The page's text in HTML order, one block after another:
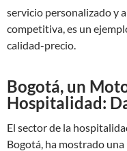
servicio personalizado y
competitiva, es un
calidad-precio.
Bogotá, un
Hospitalidad:
El sector de la
Bogotá, ha mostrado